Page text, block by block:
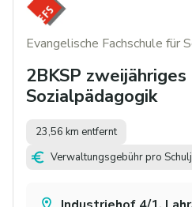
Evangelische Fachschule für
2BKSP
Sozialpädagogik
23,56 km entfernt
Verwaltungsgebühr pro